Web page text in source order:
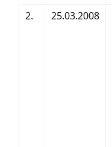
2.
25.03.2008